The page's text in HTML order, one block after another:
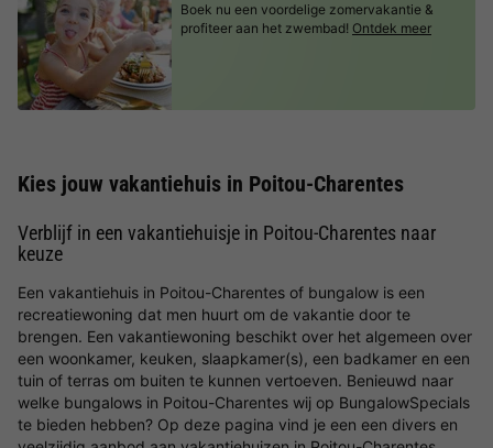
Boek nu een voordelige zomervakantie &
profiteer aan het zwembad! Ontdek meer
Kies jouw vakantiehuis in Poitou-Charentes
Verblijf in een vakantiehuisje in Poitou-Charentes naar
keuze
Een vakantiehuis in Poitou-Charentes of bungalow is een
recreatiewoning dat men huurt om de vakantie door te
brengen. Een vakantiewoning beschikt over het algemeen over
een woonkamer, keuken, slaapkamer(s), een badkamer en een
tuin of terras om buiten te kunnen vertoeven. Benieuwd naar
welke bungalows in Poitou-Charentes wij op BungalowSpecials
te bieden hebben? Op deze pagina vind je een een divers en